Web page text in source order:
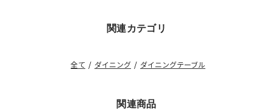
関連カテゴリ
全て / ダイニング / ダイニングテーブル
関連商品